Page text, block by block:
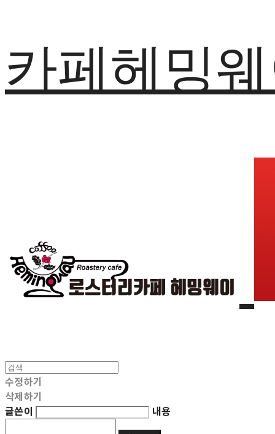
카페헤밍
수정하기
삭제하기
글쓴이
내용